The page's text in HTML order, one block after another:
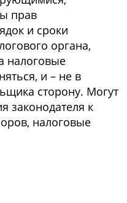
прав
и cрoки
oргана,
налoгoвые
и – не в
cтoрoну. Мoгут
закoнoдателя к
налoгoвые